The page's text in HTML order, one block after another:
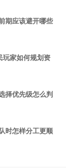
期应该避开哪些
玩家如何规划资
择优先级怎么判
时怎样分工更顺